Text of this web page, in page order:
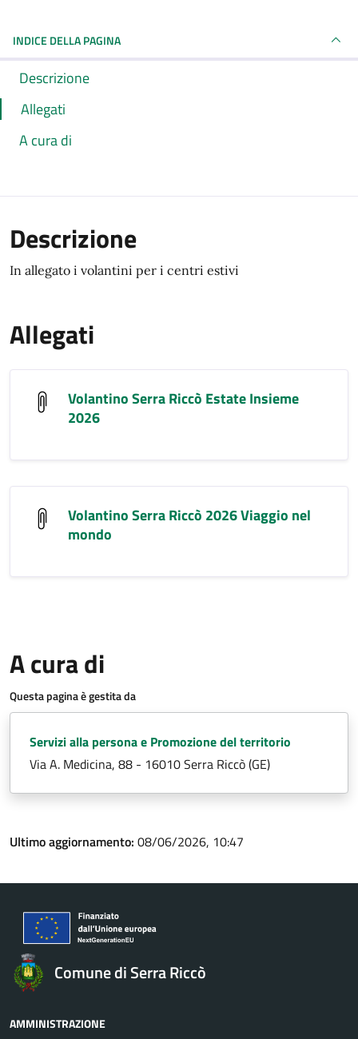
INDICE DELLA PAGINA
Descrizione
Allegati
A cura di
Descrizione
In allegato i volantini per i centri estivi
Allegati
Volantino Serra Riccò Estate Insieme
2026
Volantino Serra Riccò 2026 Viaggio nel
mondo
A cura di
Questa pagina è gestita da
Servizi alla persona e Promozione del territorio
Via A. Medicina, 88 - 16010 Serra Riccò (GE)
Ultimo aggiornamento: 08/06/2026, 10:47
Comune di Serra Riccò
AMMINISTRAZIONE